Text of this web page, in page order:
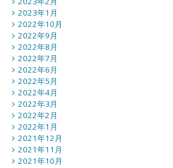
2023年1月
2022年10月
2022年9月
2022年8月
2022年7月
2022年6月
2022年5月
2022年4月
2022年3月
2022年2月
2022年1月
2021年12月
2021年11月
2021年10月